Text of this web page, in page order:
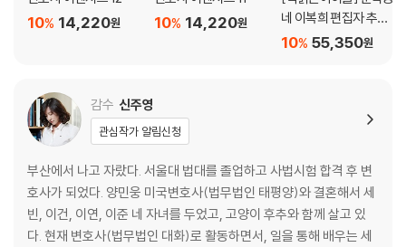
14,220원
10% 14,220원
10%
네 이복희 편집자 추천
초등 1~2학년 세트
55,350원
10%
감수 신주영
관심작가 알림신청
부산에서 나고 자랐다. 서울대 법대를 졸업하고 사법시험 합격 후 변
호사가 되었다. 양민웅 미국변호사(법무법인 태평양)와 결혼해서 세
빈, 이건, 이연, 이준 네 자녀를 두었고, 고양이 후추와 함께 살고 있
다. 현재 변호사(법무법인 대화)로 활동하면서, 일을 통해 배우는 세